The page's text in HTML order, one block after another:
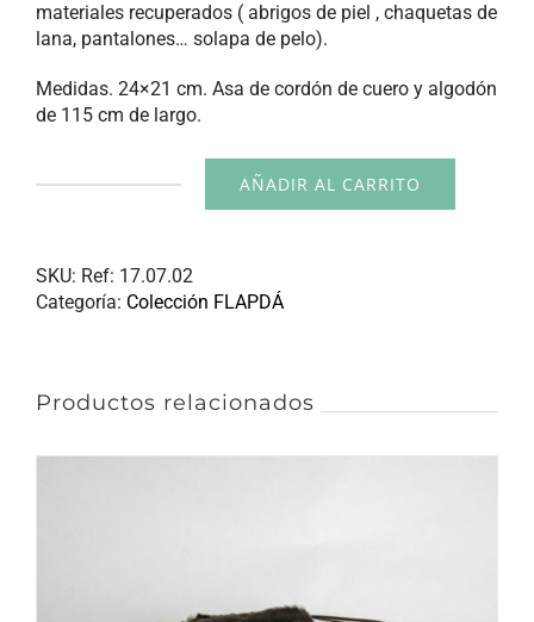
materiales recuperados ( abrigos de piel , chaquetas de
lana, pantalones… solapa de pelo).
Medidas. 24×21 cm. Asa de cordón de cuero y algodón
de 115 cm de largo.
cantidad
AÑADIR AL CARRITO
SKU: Ref: 17.07.02
Categoría: Colección FLAPDÁ
Productos relacionados